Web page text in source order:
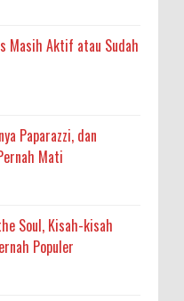
Masih Aktif atau Sudah
Paparazzi, dan
Mati
Soul, Kisah-kisah
Populer